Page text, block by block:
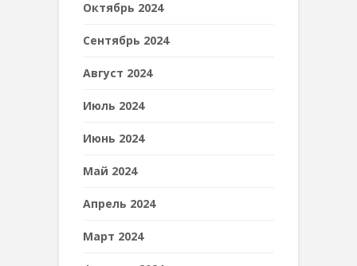
Октябрь 2024
Сентябрь 2024
Август 2024
Июль 2024
Июнь 2024
Май 2024
Апрель 2024
Март 2024